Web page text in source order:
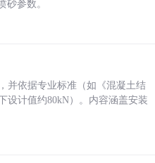
砂参数。
并依据专业标准（如《混凝土结
设计值约80kN）。内容涵盖安装